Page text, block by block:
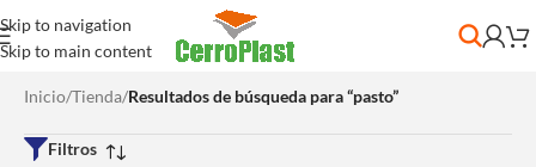
Skip to navigation
Skip to main content
Inicio/Tienda/Resultados de búsqueda para “pasto”
Filtros